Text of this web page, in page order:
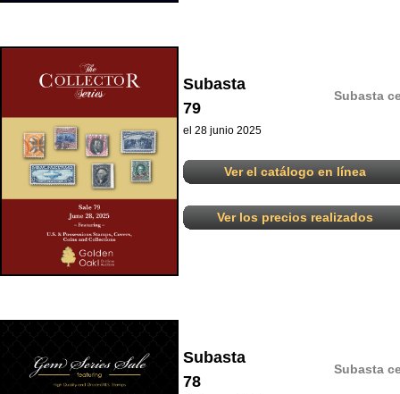
Subasta
79
Subasta
el 28 junio 2025
Ver el catálogo en línea
Ver los precios realizados
Subasta
78
Subasta